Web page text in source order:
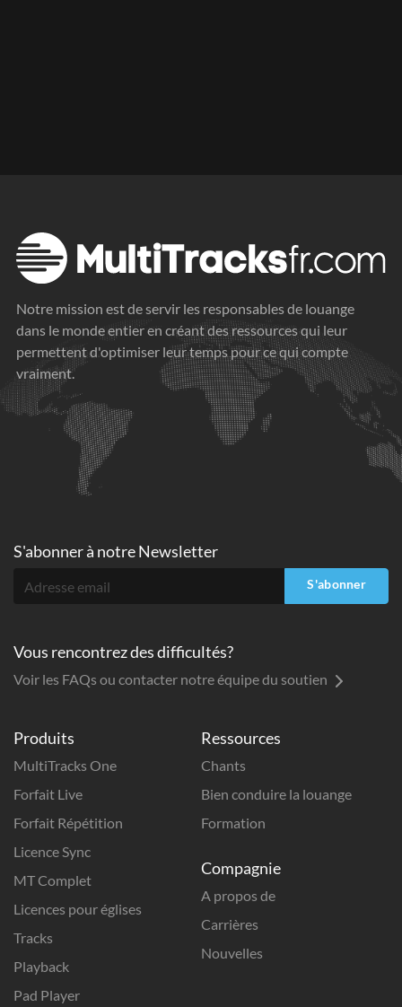
Notre mission est de servir les responsables de louange
dans le monde entier en créant des ressources qui leur
permettent d'optimiser leur temps pour ce qui compte
vraiment.
Produits
MultiTracks One
Forfait Live
Forfait Répétition
Licence Sync
MT Complet
Licences pour églises
Tracks
Playback
Pad Player
Ressources
Chants
Bien conduire la louange
Formation
Compagnie
A propos de
Carrières
Nouvelles
S'abonner à notre Newsletter
S'abonner
Vous rencontrez des difficultés?
Voir les FAQs ou contacter notre équipe du soutien